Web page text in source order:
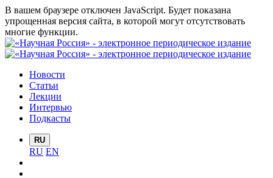
В вашем браузере отключен JavaScript. Будет показана
упрощенная версия сайта, в которой могут отсутствовать
многие функции.
Новости
Статьи
Лекции
Интервью
Подкасты
RU
RU EN